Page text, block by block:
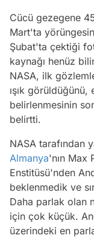
Cücü gezegene
Mart'ta
Şubat'ta çektiği
kaynağı henüz
NASA, ilk
ışık görüldüğünü,
belirlenmesinin
belirtti.
NASA tarafından
Almanya'nın Max
Enstitüsü'nden
beklenmedik ve
Daha parlak olan
için çok küçük.
üzerindeki en